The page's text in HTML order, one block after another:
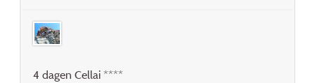
4 dagen Cellai ****